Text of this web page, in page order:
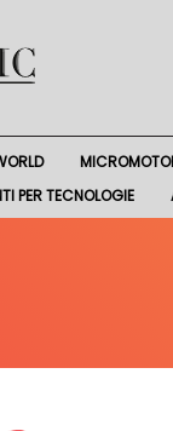
PER TECNOLOGIE